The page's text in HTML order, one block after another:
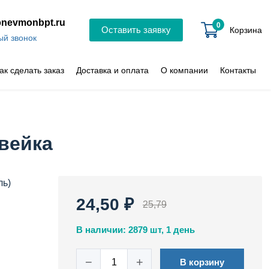
звонок
Оставить заявку 0 Корзина
сделать заказ Доставка и оплата О компании Контакты
24,50 ₽ 25,79
В наличии: 2879 шт, 1 день
− + В корзину